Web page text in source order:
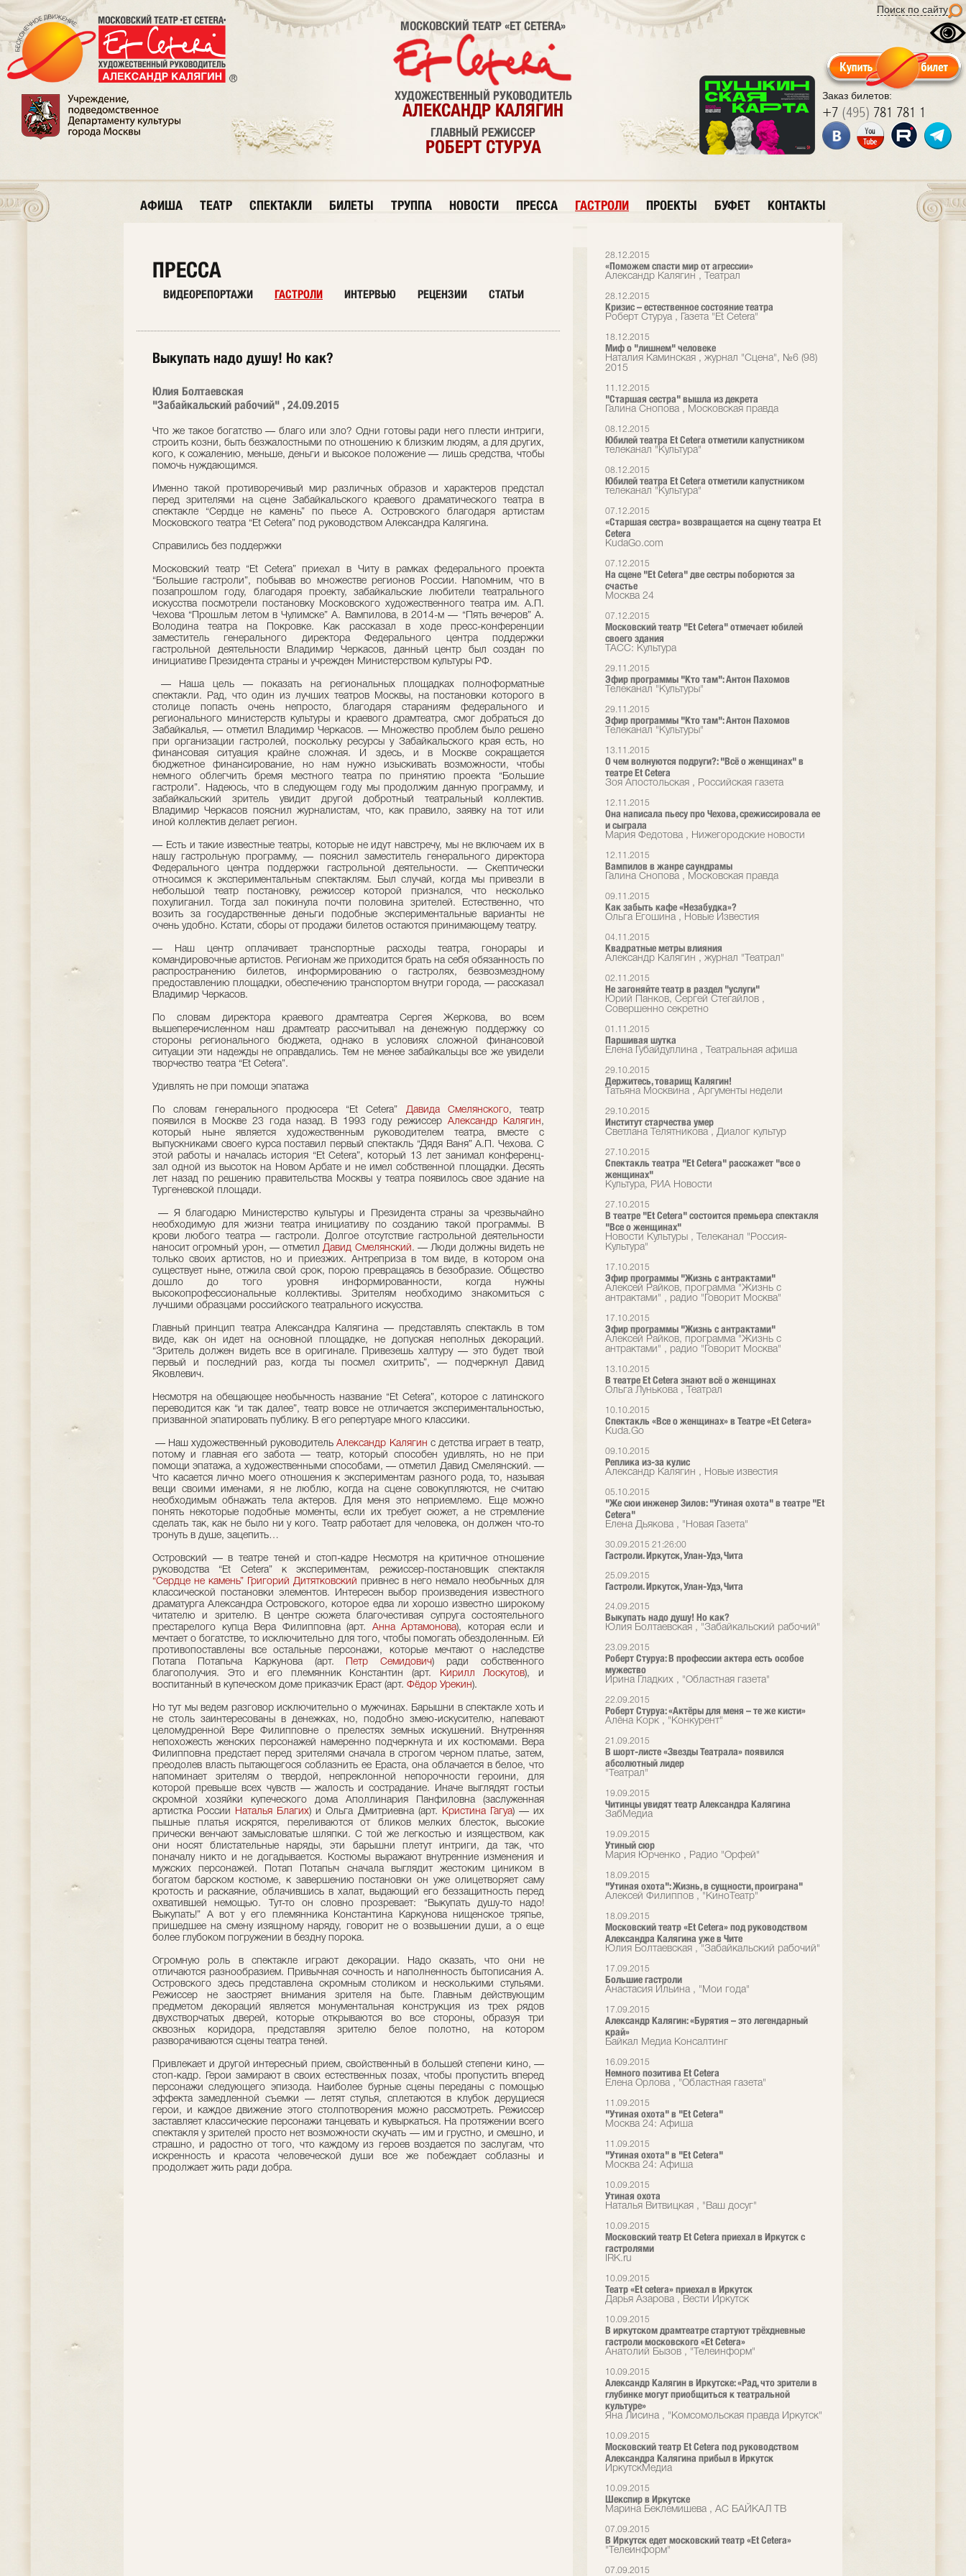
Поиск по сайту
Заказ билетов:
+7 (495) 781 781 1
МОСКОВСКИЙ ТЕАТР «ET CETERA»
ХУДОЖЕСТВЕННЫЙ РУКОВОДИТЕЛЬ
АЛЕКСАНДР КАЛЯГИН
ГЛАВНЫЙ РЕЖИССЕР
РОБЕРТ СТУРУА
АФИША ТЕАТР СПЕКТАКЛИ БИЛЕТЫ ТРУППА НОВОСТИ ПРЕССА ГАСТРОЛИ ПРОЕКТЫ БУФЕТ КОНТАКТЫ
28.12.2015
«Поможем спасти мир от агрессии»
Александр Калягин , Театрал
28.12.2015
Кризис – естественное состояние театра
Роберт Стуруа , Газета "Et Cetera"
18.12.2015
Миф о "лишнем" человеке
Наталия Каминская , журнал "Сцена", №6 (98)
2015
11.12.2015
"Старшая сестра" вышла из декрета
Галина Снопова , Московская правда
08.12.2015
Юбилей театра Et Cetera отметили капустником
телеканал "Культура"
08.12.2015
Юбилей театра Et Cetera отметили капустником
телеканал "Культура"
07.12.2015
«Старшая сестра» возвращается на сцену театра Et
Cetera
KudaGo.com
07.12.2015
На сцене "Et Cetera" две сестры поборются за
счастье
Москва 24
07.12.2015
Московский театр "Et Cetera" отмечает юбилей
своего здания
ТАСС: Культура
29.11.2015
Эфир программы "Кто там": Антон Пахомов
Телеканал "Культуры"
29.11.2015
Эфир программы "Кто там": Антон Пахомов
Телеканал "Культуры"
13.11.2015
О чем волнуются подруги?: "Всё о женщинах" в
театре Et Cetera
Зоя Апостольская , Российская газета
12.11.2015
Она написала пьесу про Чехова, срежиссировала ее
и сыграла
Мария Федотова , Нижегородские новости
12.11.2015
Вампилов в жанре саундрамы
Галина Снопова , Московская правда
09.11.2015
Как забыть кафе «Незабудка»?
Ольга Егошина , Новые Известия
04.11.2015
Квадратные метры влияния
Александр Калягин , журнал "Театрал"
02.11.2015
Не загоняйте театр в раздел "услуги"
Юрий Панков, Сергей Стегайлов ,
Совершенно секретно
01.11.2015
Паршивая шутка
Елена Губайдуллина , Театральная афиша
29.10.2015
Держитесь, товарищ Калягин!
Татьяна Москвина , Аргументы недели
29.10.2015
Институт старчества умер
Светлана Телятникова , Диалог культур
27.10.2015
Спектакль театра "Et Cetera" расскажет "все о
женщинах"
Культура, РИА Новости
27.10.2015
В театре "Et Cetera" состоится премьера спектакля
"Все о женщинах"
Новости Культуры , Телеканал "Россия-
Культура"
17.10.2015
Эфир программы "Жизнь с антрактами"
Алексей Райков, программа "Жизнь с
антрактами" , радио "Говорит Москва"
17.10.2015
Эфир программы "Жизнь с антрактами"
Алексей Райков, программа "Жизнь с
антрактами" , радио "Говорит Москва"
13.10.2015
В театре Et Cetera знают всё о женщинах
Ольга Лунькова , Театрал
10.10.2015
Спектакль «Все о женщинах» в Театре «Et Cetera»
Kuda.Go
09.10.2015
Реплика из-за кулис
Александр Калягин , Новые известия
05.10.2015
"Же сюи инженер Зилов: "Утиная охота" в театре "Et
Cetera"
Елена Дьякова , "Новая Газета"
30.09.2015 21:26:00
Гастроли. Иркутск, Улан-Удэ, Чита
25.09.2015
Гастроли. Иркутск, Улан-Удэ, Чита
24.09.2015
Выкупать надо душу! Но как?
Юлия Болтаевская , "Забайкальский рабочий"
23.09.2015
Роберт Стуруа: В профессии актера есть особое
мужество
Ирина Гладких , "Областная газета"
22.09.2015
Роберт Стуруа: «Актёры для меня – те же кисти»
Алёна Корк , "Конкурент"
21.09.2015
В шорт-листе «Звезды Театрала» появился
абсолютный лидер
"Театрал"
19.09.2015
Читинцы увидят театр Александра Калягина
ЗабМедиа
19.09.2015
Утиный сюр
Мария Юрченко , Радио "Орфей"
18.09.2015
"Утиная охота": Жизнь, в сущности, проиграна"
Алексей Филиппов , "КиноТеатр"
18.09.2015
Московский театр «Et Cetera» под руководством
Александра Калягина уже в Чите
Юлия Болтаевская , "Забайкальский рабочий"
17.09.2015
Большие гастроли
Анастасия Ильина , "Мои года"
17.09.2015
Александр Калягин: «Бурятия – это легендарный
край»
Байкал Медиа Консалтинг
16.09.2015
Немного позитива Et Cetera
Елена Орлова , "Областная газета"
11.09.2015
"Утиная охота" в "Et Cetera"
Москва 24: Афиша
11.09.2015
"Утиная охота" в "Et Cetera"
Москва 24: Афиша
10.09.2015
Утиная охота
Наталья Витвицкая , "Ваш досуг"
10.09.2015
Московский театр Et Cetera приехал в Иркутск с
гастролями
IRK.ru
10.09.2015
Театр «Et cetera» приехал в Иркутск
Дарья Азарова , Вести Иркутск
10.09.2015
В иркутском драмтеатре стартуют трёхдневные
гастроли московского «Et Cetera»
Анатолий Бызов , "Телеинформ"
10.09.2015
Александр Калягин в Иркутске: «Рад, что зрители в
глубинке могут приобщиться к театральной
культуре»
Яна Лисина , "Комсомольская правда Иркутск"
10.09.2015
Московский театр Et Cetera под руководством
Александра Калягина прибыл в Иркутск
ИркутскМедиа
10.09.2015
Шекспир в Иркутске
Марина Беклемишева , АС БАЙКАЛ ТВ
07.09.2015
В Иркутск едет московский театр «Et Cetera»
"Телеинформ"
07.09.2015
ПРЕССА
ВИДЕОРЕПОРТАЖИ ГАСТРОЛИ ИНТЕРВЬЮ РЕЦЕНЗИИ СТАТЬИ
Выкупать надо душу! Но как?
Юлия Болтаевская
"Забайкальский рабочий" , 24.09.2015
Что же такое богатство — благо или зло? Одни готовы ради него плести интриги,
строить козни, быть безжалостными по отношению к близким людям, а для других,
кого, к сожалению, меньше, деньги и высокое положение — лишь средства, чтобы
помочь нуждающимся.
Именно такой противоречивый мир различных образов и характеров предстал
перед зрителями на сцене Забайкальского краевого драматического театра в
спектакле “Сердце не камень” по пьесе А. Островского благодаря артистам
Московского театра “Et Cetera” под руководством Александра Калягина.
Справились без поддержки
Московский театр “Et Cetera” приехал в Читу в рамках федерального проекта
“Большие гастроли”, побывав во множестве регионов России. Напомним, что в
позапрошлом году, благодаря проекту, забайкальские любители театрального
искусства посмотрели постановку Московского художественного театра им. А.П.
Чехова “Прошлым летом в Чулимске” А. Вампилова, в 2014-м — “Пять вечеров” А.
Володина театра на Покровке. Как рассказал в ходе пресс-конференции
заместитель генерального директора Федерального центра поддержки
гастрольной деятельности Владимир Черкасов, данный центр был создан по
инициативе Президента страны и учрежден Министерством культуры РФ.
— Наша цель — показать на региональных площадках полноформатные
спектакли. Рад, что один из лучших театров Москвы, на постановки которого в
столице попасть очень непросто, благодаря стараниям федерального и
регионального министерств культуры и краевого драмтеатра, смог добраться до
Забайкалья, — отметил Владимир Черкасов. — Множество проблем было решено
при организации гастролей, поскольку ресурсы у Забайкальского края есть, но
финансовая ситуация крайне сложная. И здесь, и в Москве сокращается
бюджетное финансирование, но нам нужно изыскивать возможности, чтобы
немного облегчить бремя местного театра по принятию проекта “Большие
гастроли”. Надеюсь, что в следующем году мы продолжим данную программу, и
забайкальский зритель увидит другой добротный театральный коллектив.
Владимир Черкасов пояснил журналистам, что, как правило, заявку на тот или
иной коллектив делает регион.
— Есть и такие известные театры, которые не идут навстречу, мы не включаем их в
нашу гастрольную программу, — пояснил заместитель генерального директора
Федерального центра поддержки гастрольной деятельности. — Скептически
относимся к экспериментальным спектаклям. Был случай, когда мы привезли в
небольшой театр постановку, режиссер которой признался, что несколько
похулиганил. Тогда зал покинула почти половина зрителей. Естественно, что
возить за государственные деньги подобные экспериментальные варианты не
очень удобно. Кстати, сборы от продажи билетов остаются принимающему театру.
— Наш центр оплачивает транспортные расходы театра, гонорары и
командировочные артистов. Регионам же приходится брать на себя обязанность по
распространению билетов, информированию о гастролях, безвозмездному
предоставлению площадки, обеспечению транспортом внутри города, — рассказал
Владимир Черкасов.
По словам директора краевого драмтеатра Сергея Жеркова, во всем
вышеперечисленном наш драмтеатр рассчитывал на денежную поддержку со
стороны регионального бюджета, однако в условиях сложной финансовой
ситуации эти надежды не оправдались. Тем не менее забайкальцы все же увидели
творчество театра “Et Cetera”.
Удивлять не при помощи эпатажа
По словам генерального продюсера “Et Cetera” Давида Смелянского, театр
появился в Москве 23 года назад. В 1993 году режиссерАлександр Калягин,
который ныне является художественным руководителем театра, вместе с
выпускниками своего курса поставил первый спектакль “Дядя Ваня” А.П. Чехова. С
этой работы и началась история “Et Cetera”, который 13 лет занимал конференц-
зал одной из высоток на Новом Арбате и не имел собственной площадки. Десять
лет назад по решению правительства Москвы у театра появилось свое здание на
Тургеневской площади.
— Я благодарю Министерство культуры и Президента страны за чрезвычайно
необходимую для жизни театра инициативу по созданию такой программы. В
крови любого театра — гастроли. Долгое отсутствие гастрольной деятельности
наносит огромный урон, — отметилДавид Смелянский. — Люди должны видеть не
только своих артистов, но и приезжих. Антреприза в том виде, в котором она
существует ныне, отжила свой срок, порою превращаясь в безобразие. Общество
дошло до того уровня информированности, когда нужны
высокопрофессиональные коллективы. Зрителям необходимо знакомиться с
лучшими образцами российского театрального искусства.
Главный принцип театра Александра Калягина — представлять спектакль в том
виде, как он идет на основной площадке, не допуская неполных декораций.
“Зритель должен видеть все в оригинале. Привезешь халтуру — это будет твой
первый и последний раз, когда ты посмел схитрить”, — подчеркнул Давид
Яковлевич.
Несмотря на обещающее необычность название “Et Cetera”, которое с латинского
переводится как “и так далее”, театр вовсе не отличается экспериментальностью,
призванной эпатировать публику. В его репертуаре много классики.
— Наш художественный руководительАлександр Калягин с детства играет в театр,
потому и главная его забота — театр, который способен удивлять, но не при
помощи эпатажа, а художественными способами, — отметил Давид Смелянский. —
Что касается лично моего отношения к экспериментам разного рода, то, называя
вещи своими именами, я не люблю, когда на сцене совокупляются, не считаю
необходимым обнажать тела актеров. Для меня это неприемлемо. Еще можно
понять некоторые подобные моменты, если их требует сюжет, а не стремление
сделать так, как не было ни у кого. Театр работает для человека, он должен что-то
тронуть в душе, зацепить…
Островский — в театре теней и стоп-кадре Несмотря на критичное отношение
руководства “Et Cetera” к экспериментам, режиссер-постановщик спектакля
“Сердце не камень”
Григорий Дитятковский привнес в него немало необычных для
классической постановки элементов. Интересен выбор произведения известного
драматурга Александра Островского, которое едва ли хорошо известно широкому
читателю и зрителю. В центре сюжета благочестивая супруга состоятельного
престарелого купца Вера Филипповна (арт. Анна Артамонова), которая если и
мечтает о богатстве, то исключительно для того, чтобы помогать обездоленным. Ей
противопоставлены все остальные персонажи, которые мечтают о наследстве
Потапа Потапыча Каркунова (арт.
Петр Семидович) ради собственного
благополучия. Это и его племянник Константин (арт. Кирилл Лоскутов), и
воспитанный в купеческом доме приказчик Ераст (арт. Фёдор Урекин).
Но тут мы ведем разговор исключительно о мужчинах. Барышни в спектакле хоть и
не столь заинтересованы в денежках, но, подобно змею-искусителю, напевают
целомудренной Вере Филипповне о прелестях земных искушений. Внутренняя
непохожесть женских персонажей намеренно подчеркнута и их костюмами. Вера
Филипповна предстает перед зрителями сначала в строгом черном платье, затем,
преодолев власть пытающегося соблазнить ее Ераста, она облачается в белое, что
напоминает зрителям о твердой, непреклонной непорочности героини, для
которой превыше всех чувств — жалость и сострадание. Иначе выглядят гостьи
скромной хозяйки купеческого дома Аполлинария Панфиловна (заслуженная
артистка России
Наталья Благих) и Ольга Дмитриевна (арт. Кристина Гагуа) — их
пышные платья искрятся, переливаются от бликов мелких блесток, высокие
прически венчают замысловатые шляпки. С той же легкостью и изяществом, как
они носят блистательные наряды, эти барышни плетут интриги, да так, что
поначалу никто и не догадывается. Костюмы выражают внутренние изменения и
мужских персонажей. Потап Потапыч сначала выглядит жестоким циником в
богатом барском костюме, к завершению постановки он уже олицетворяет саму
кротость и раскаяние, облачившись в халат, выдающий его беззащитность перед
охватившей немощью. Тут-то он словно прозревает: “Выкупать душу-то надо!
Выкупать!” А вот у его племянника Константина Каркунова нищенское тряпье,
пришедшее на смену изящному наряду, говорит не о возвышении души, а о еще
более глубоком погружении в бездну порока.
Огромную роль в спектакле играют декорации. Надо сказать, что они не
отличаются разнообразием. Привычная сочность и наполненность бытописания А.
Островского здесь представлена скромным столиком и несколькими стульями.
Режиссер не заостряет внимания зрителя на быте. Главным действующим
предметом декораций является монументальная конструкция из трех рядов
двухстворчатых дверей, которые открываются во все стороны, образуя три
сквозных коридора, представляя зрителю белое полотно, на котором
разворачиваются сцены театра теней.
Привлекает и другой интересный прием, свойственный в большей степени кино, —
стоп-кадр. Герои замирают в своих естественных позах, чтобы пропустить вперед
персонажи следующего эпизода. Наиболее бурные сцены переданы с помощью
эффекта замедленной съемки — летят стулья, сплетаются в клубок дерущиеся
герои, и каждое движение этого столпотворения можно рассмотреть. Режиссер
заставляет классические персонажи танцевать и кувыркаться. На протяжении всего
спектакля у зрителей просто нет возможности скучать — им и грустно, и смешно, и
страшно, и радостно от того, что каждому из героев воздается по заслугам, что
искренность и красота человеческой души все же побеждает соблазны и
продолжает жить ради добра.